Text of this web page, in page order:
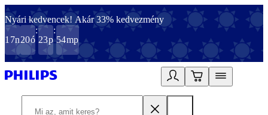
Nyári kedvencek! Akár 33% kedvezmény
17n20ó
:
23p
:
54mp